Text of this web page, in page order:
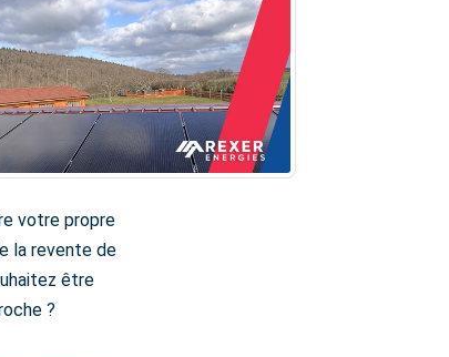
votre propre
la revente de
être
?